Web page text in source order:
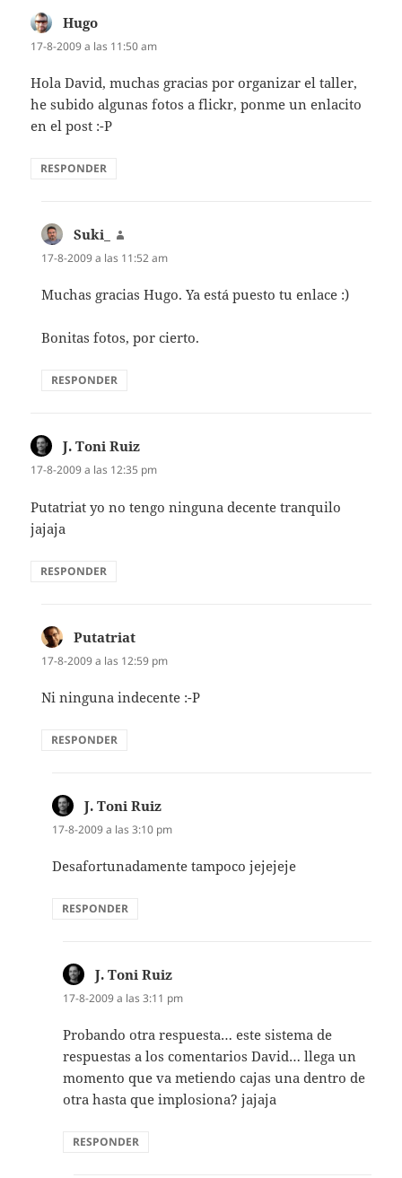
Hugo
17-8-2009 a las 11:50 am
Hola David, muchas gracias por organizar el taller,
he subido algunas fotos a flickr, ponme un enlacito
en el post :-P
RESPONDER
Suki_
17-8-2009 a las 11:52 am
Muchas gracias Hugo. Ya está puesto tu enlace :)
Bonitas fotos, por cierto.
RESPONDER
J. Toni Ruiz
17-8-2009 a las 12:35 pm
Putatriat yo no tengo ninguna decente tranquilo
jajaja
RESPONDER
Putatriat
17-8-2009 a las 12:59 pm
Ni ninguna indecente :-P
RESPONDER
J. Toni Ruiz
17-8-2009 a las 3:10 pm
Desafortunadamente tampoco jejejeje
RESPONDER
J. Toni Ruiz
17-8-2009 a las 3:11 pm
Probando otra respuesta… este sistema de
respuestas a los comentarios David… llega un
momento que va metiendo cajas una dentro de
otra hasta que implosiona? jajaja
RESPONDER